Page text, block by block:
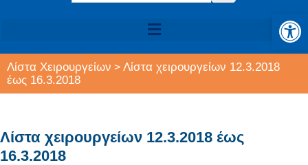
Λίστα Χειρουργείων > Λίστα χειρουργείων 12.3.2018
έως 16.3.2018
Λίστα χειρουργείων 12.3.2018 έως
16.3.2018